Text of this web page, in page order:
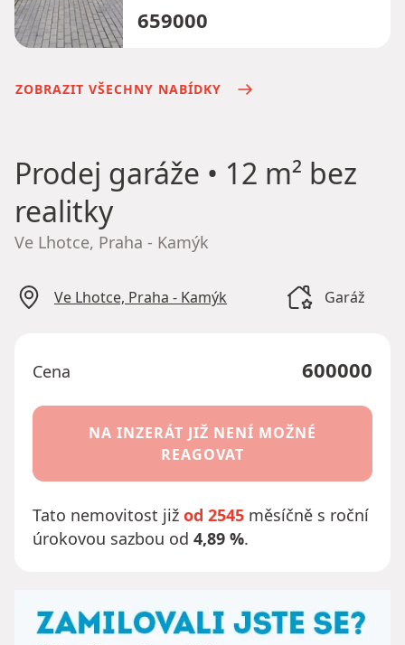
659000
ZOBRAZIT VŠECHNY NABÍDKY
Prodej garáže • 12 m² bez
realitky
Ve Lhotce, Praha - Kamýk
Ve Lhotce, Praha - Kamýk Garáž
Cena 600000
NA INZERÁT JIŽ NENÍ MOŽNÉ
REAGOVAT
Tato nemovitost již od 2545 měsíčně s roční
úrokovou sazbou od 4,89 %.